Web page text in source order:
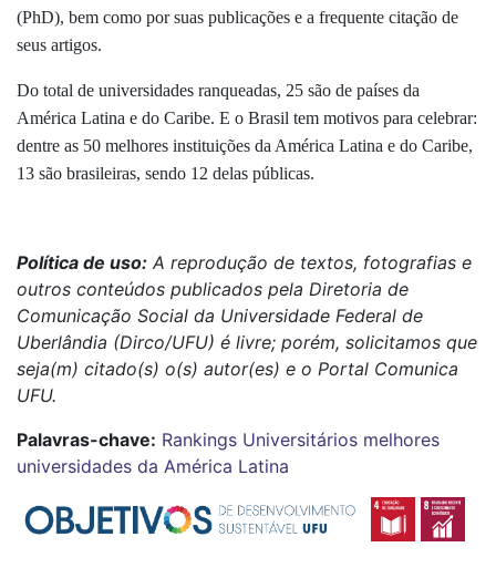
(PhD), bem como por suas publicações e a frequente citação de
seus artigos.
Do total de universidades ranqueadas, 25 são de países da
América Latina e do Caribe. E o Brasil tem motivos para celebrar:
dentre as 50 melhores instituições da América Latina e do Caribe,
13 são brasileiras, sendo 12 delas públicas.
Política de uso: A reprodução de textos, fotografias e
outros conteúdos publicados pela Diretoria de
Comunicação Social da Universidade Federal de
Uberlândia (Dirco/UFU) é livre; porém, solicitamos que
seja(m) citado(s) o(s) autor(es) e o Portal Comunica
UFU.
Palavras-chave: Rankings Universitários melhores
universidades da América Latina